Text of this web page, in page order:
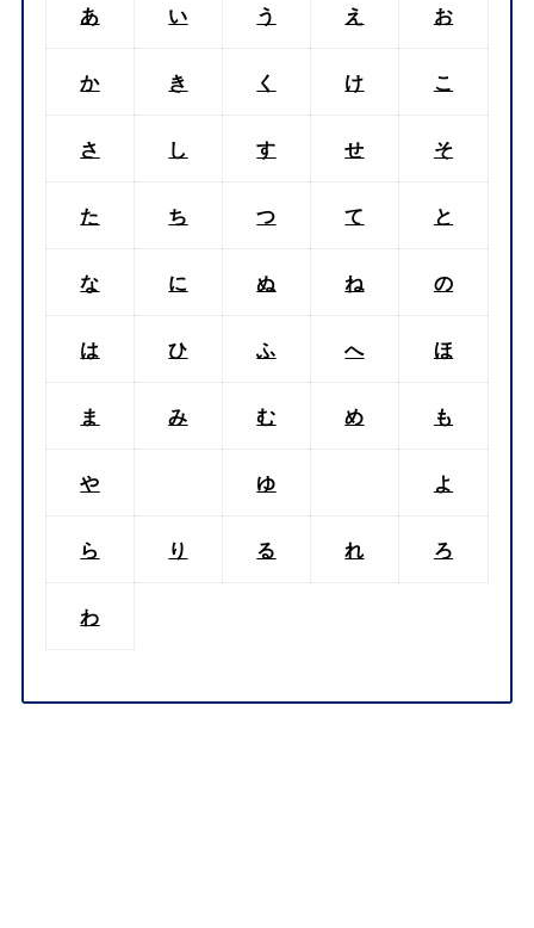
あ い う え お
か き く け こ
さ し す せ そ
た ち つ て と
な に ぬ ね の
は ひ ふ へ ほ
ま み む め も
や ゆ よ
ら り る れ ろ
わ